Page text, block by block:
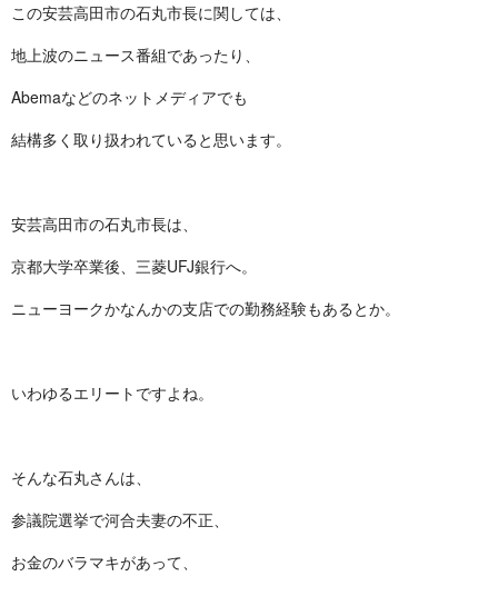
この安芸高田市の石丸市長に関しては、
地上波のニュース番組であったり、
Abemaなどのネットメディアでも
結構多く取り扱われていると思います。
安芸高田市の石丸市長は、
京都大学卒業後、三菱UFJ銀行へ。
ニューヨークかなんかの支店での勤務経験もあるとか。
いわゆるエリートですよね。
そんな石丸さんは、
参議院選挙で河合夫妻の不正、
お金のバラマキがあって、